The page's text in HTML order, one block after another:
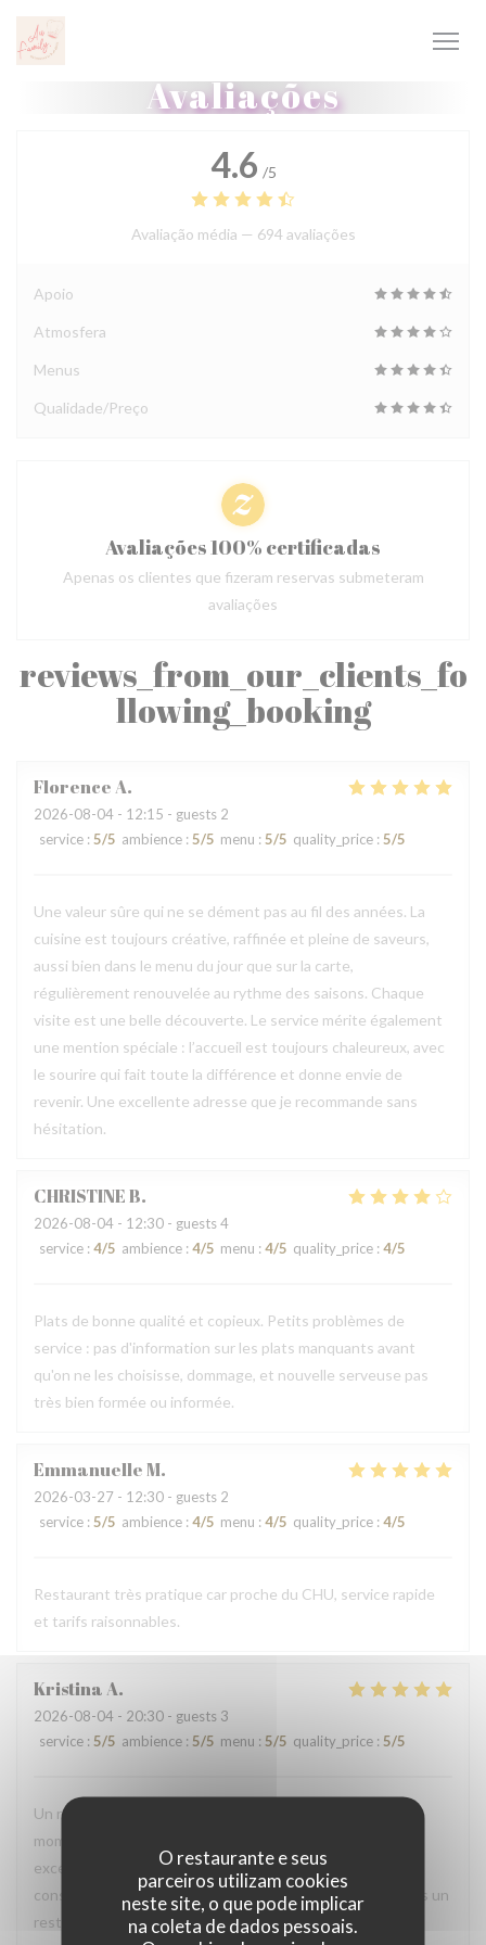
Painel de Gerenciamento de Cookies
O restaurante e seus
parceiros utilizam cookies
neste site, o que pode implicar
na coleta de dados pessoais.
Avaliações
reviews_from_our_clients_fo
llowing_booking
FlorenceA
2026-08-04 - 12:15 - guests 2
service : 5/5 ambience : 5/5 menu : 5/5 quality_price : 5/5
Une valeur sûre qui ne se dément pas au fil des années. La
cuisine est toujours créative, raffinée et pleine de saveurs,
aussi bien dans le menu du jour que sur la carte,
régulièrement renouvelée au rythme des saisons. Chaque
visite est une belle découverte. Le service mérite également
une mention spéciale : l’accueil est toujours chaleureux, avec
le sourire qui fait toute la différence et donne envie de
revenir. Une excellente adresse que je recommande sans
hésitation.
CHRISTINEB
2026-08-04 - 12:30 - guests 4
service : 4/5 ambience : 4/5 menu : 4/5 quality_price : 4/5
Plats de bonne qualité et copieux. Petits problèmes de
service : pas d'information sur les plats manquants avant
qu'on ne les choisisse, dommage, et nouvelle serveuse pas
très bien formée ou informée.
EmmanuelleM
2026-03-27 - 12:30 - guests 2
service : 5/5 ambience : 4/5 menu : 4/5 quality_price : 4/5
Restaurant très pratique car proche du CHU, service rapide
et tarifs raisonnables.
KristinaA
2026-08-04 - 20:30 - guests 3
service : 5/5 ambience : 5/5 menu : 5/5 quality_price : 5/5
Un restaurant de qualité, agréable pour passer un bon
moment entre amis ou famille. Le service rapide ! Le chef
excellent ! Et un personnel très chaleureux ! Je vous le
conseille fortement pour passer un agréable moment dans un
restaurant agréablement chaleureux !
4.6 /5
Avaliação média — 694 avaliações
Apoio
Atmosfera
Menus
Qualidade/Preço
Avaliações 100% certificadas
Apenas os clientes que fizeram reservas submeteram
avaliações